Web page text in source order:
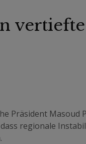
vertiefte
Präsident Masoud
regionale